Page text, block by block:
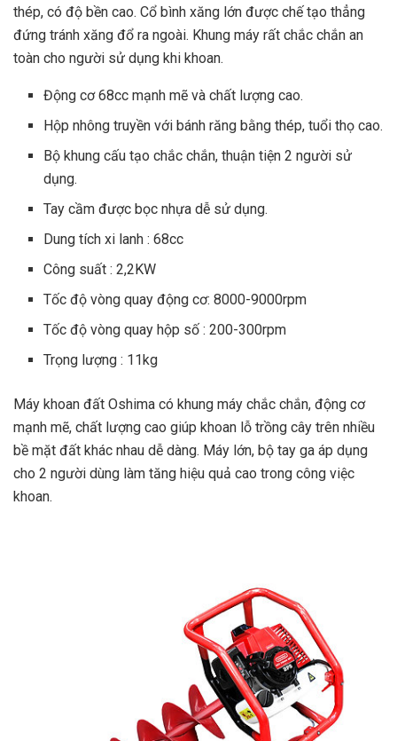
thép, có độ bền cao. Cổ bình xăng lớn được chế tạo thẳng
đứng tránh xăng đổ ra ngoài. Khung máy rất chắc chắn an
toàn cho người sử dụng khi khoan.
Động cơ 68cc mạnh mẽ và chất lượng cao.
Hộp nhông truyền với bánh răng bằng thép, tuổi thọ cao.
Bộ khung cấu tạo chắc chắn, thuận tiện 2 người sử
dụng.
Tay cầm được bọc nhựa dễ sử dụng.
Dung tích xi lanh : 68cc
Công suất : 2,2KW
Tốc độ vòng quay động cơ: 8000-9000rpm
Tốc độ vòng quay hộp số : 200-300rpm
Trọng lượng : 11kg
Máy khoan đất Oshima có khung máy chắc chắn, động cơ
mạnh mẽ, chất lượng cao giúp khoan lỗ trồng cây trên nhiều
bề mặt đất khác nhau dễ dàng. Máy lớn, bộ tay ga áp dụng
cho 2 người dùng làm tăng hiệu quả cao trong công việc
khoan.